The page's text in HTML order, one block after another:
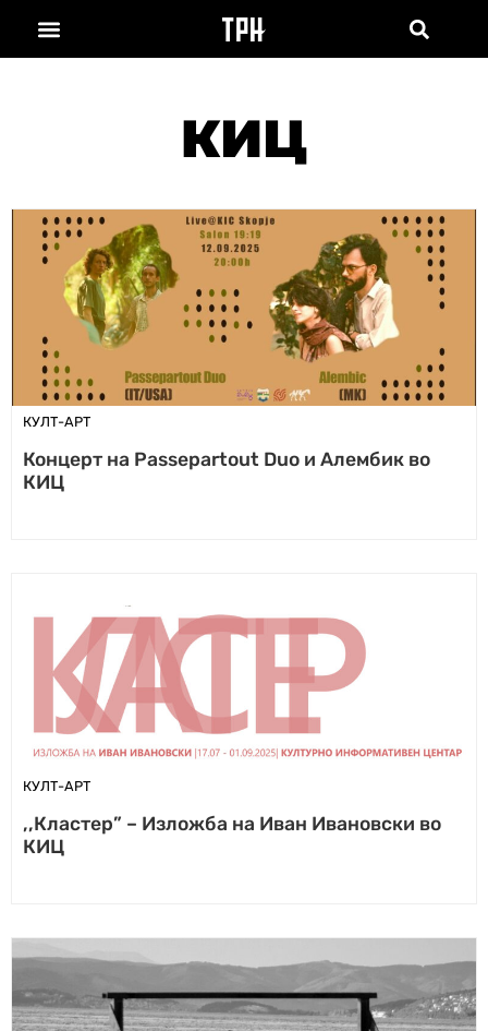
КИЦ
КУЛТ-АРТ
Концерт на Passepartout Duo и Алембик во
КИЦ
КУЛТ-АРТ
,,Кластер” – Изложба на Иван Ивановски во
КИЦ